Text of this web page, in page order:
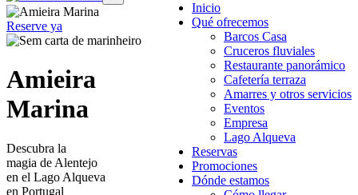
Inicio
Qué ofrecemos
Barcos Casa
Cruceros fluviales
Restaurante panorámico
Cafetería terraza
Amarres y otros servicios
Eventos
Empresa
Lago Alqueva
Reservas
Promociones
Dónde estamos
Reserve ya
Amieira
Marina
Descubra la
magia de Alentejo
en el Lago Alqueva
en Portugal